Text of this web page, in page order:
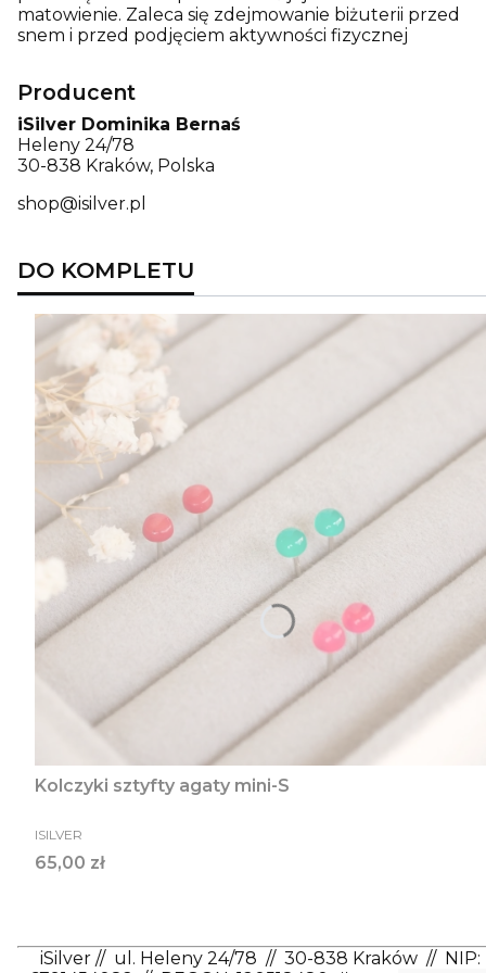
matowienie. Zaleca się zdejmowanie biżuterii przed
snem i przed podjęciem aktywności fizycznej
Producent
iSilver Dominika Bernaś
Heleny 24/78
30-838 Kraków, Polska
shop@isilver.pl
DO KOMPLETU
Kolczyki sztyfty agaty mini-S
PRODUCENT
ISILVER
Cena
65,00 zł
iSilver // ul. Heleny 24/78 // 30-838 Kraków // NIP: